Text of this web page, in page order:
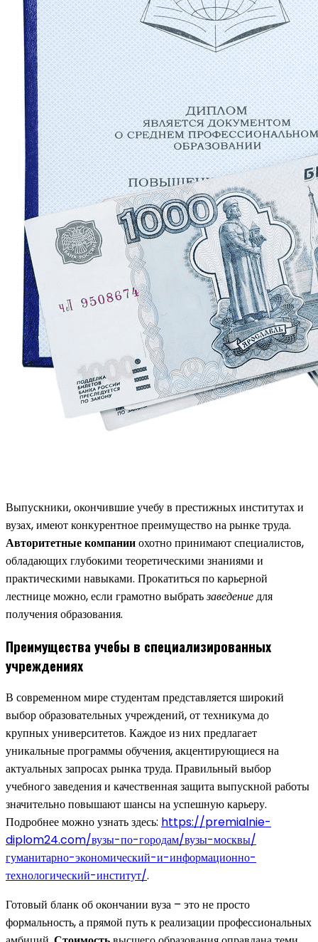
Выпускники, окончившие учебу в престижных институтах и
вузах, имеют конкурентное преимущество на рынке труда.
Авторитетные компанииохотно принимают специалистов,
обладающих глубокими теоретическими знаниями и
практическими навыками. Прокатиться по карьерной
лестнице можно, если грамотно выбратьзаведениедля
получения образования.
Преимущества учебы в специализированных
учреждениях
В современном мире студентам представляется широкий
выбор образовательных учреждений, от техникума до
крупных университетов. Каждое из них предлагает
уникальные программы обучения, акцентирующиеся на
актуальных запросах рынка труда. Правильный выбор
учебного заведения и качественная защита выпускной работы
значительно повышают шансы на успешную карьеру.
Подробнее можно узнать здесь: https://premialnie-
diplom24.com/вузы-по-городам/вузы-москвы/
гуманитарно-экономический-и-информационно-
технологический-институт/.
Готовый бланк об окончании вуза – это не просто
формальность, а прямой путь к реализации профессиональных